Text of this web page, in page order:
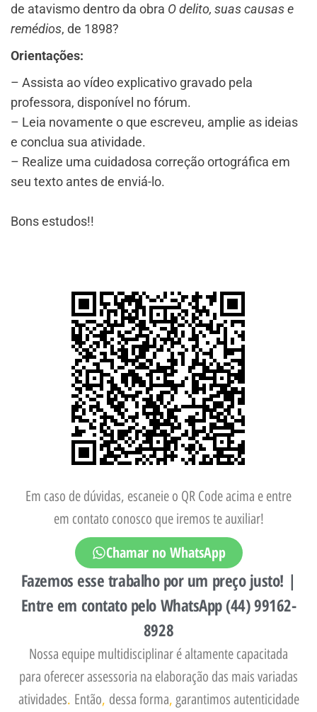
de atavismo dentro da obra O delito, suas causas e
remédios, de 1898?
Orientações:
– Assista ao vídeo explicativo gravado pela
professora, disponível no fórum.
– Leia novamente o que escreveu, amplie as ideias
e conclua sua atividade.
– Realize uma cuidadosa correção ortográfica em
seu texto antes de enviá-lo.
Bons estudos!!
Em caso de dúvidas, escaneie o QR Code acima e entre
em contato conosco que iremos te auxiliar!
Chamar no WhatsApp
Fazemos esse trabalho por um preço justo! |
Entre em contato pelo WhatsApp (44) 99162-
8928
Nossa equipe multidisciplinar é altamente capacitada
para oferecer assessoria na elaboração das mais variadas
atividades. Então, dessa forma, garantimos autenticidade